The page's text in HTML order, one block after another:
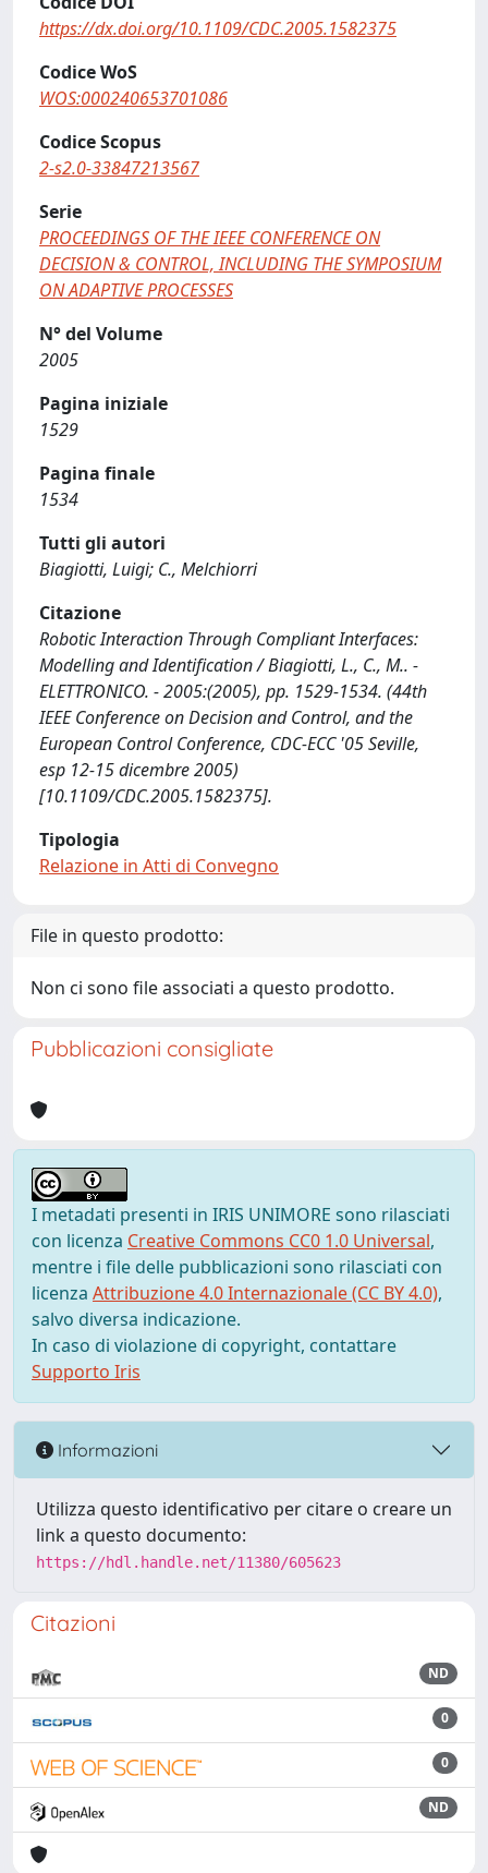
https://dx.doi.org/10.1109/CDC.2005.1582375
Codice WoS
WOS:000240653701086
Codice Scopus
2-s2.0-33847213567
Serie
PROCEEDINGS OF THE IEEE CONFERENCE ON
DECISION & CONTROL, INCLUDING THE SYMPOSIUM
ON ADAPTIVE PROCESSES
N° del Volume
2005
Pagina iniziale
1529
Pagina finale
1534
Tutti gli autori
Biagiotti, Luigi; C., Melchiorri
Citazione
Robotic Interaction Through Compliant Interfaces:
Modelling and Identification / Biagiotti, L., C., M.. -
ELETTRONICO. - 2005:(2005), pp. 1529-1534. (44th
IEEE Conference on Decision and Control, and the
European Control Conference, CDC-ECC '05 Seville,
esp 12-15 dicembre 2005)
[10.1109/CDC.2005.1582375].
Tipologia
Relazione in Atti di Convegno
File in questo prodotto:
Non ci sono file associati a questo prodotto.
Pubblicazioni consigliate
I metadati presenti in IRIS UNIMORE sono rilasciati
con licenza Creative Commons CC0 1.0 Universal,
mentre i file delle pubblicazioni sono rilasciati con
licenza Attribuzione 4.0 Internazionale (CC BY 4.0),
salvo diversa indicazione.
In caso di violazione di copyright, contattare
Supporto Iris
Informazioni
Utilizza questo identificativo per citare o creare un
link a questo documento:
https://hdl.handle.net/11380/605623
Citazioni
ND
0
0
ND